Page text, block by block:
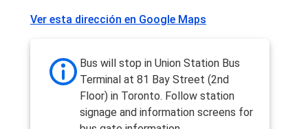
Ver esta dirección en Google Maps
Bus will stop in Union Station Bus
Terminal at 81 Bay Street (2nd
Floor) in Toronto. Follow station
signage and information screens for